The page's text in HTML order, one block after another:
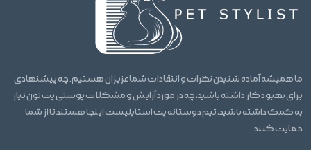
ما همیشه آماده شنیدن نظرات و انتقادات شما عزیزان هستیم. چه پیشنهادی
برای بهبود کار داشته باشید، چه در مورد آرایش و مشکلات پوستی پت تون نیاز
به کمک داشته باشید، تیم دوستانه پت استایلیست اینجا هستند تا از شما
حمایت کنند.